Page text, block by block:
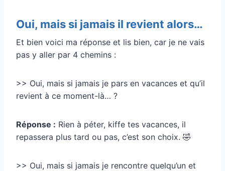
Oui, mais si jamais il revient alors…
Et bien voici ma réponse et lis bien, car je ne vais
pas y aller par 4 chemins :
>> Oui, mais si jamais je pars en vacances et qu’il
revient à ce moment-là… ?
Réponse : Rien à péter, kiffe tes vacances, il
repassera plus tard ou pas, c’est son choix. 🤣
>> Oui, mais si jamais je rencontre quelqu’un et